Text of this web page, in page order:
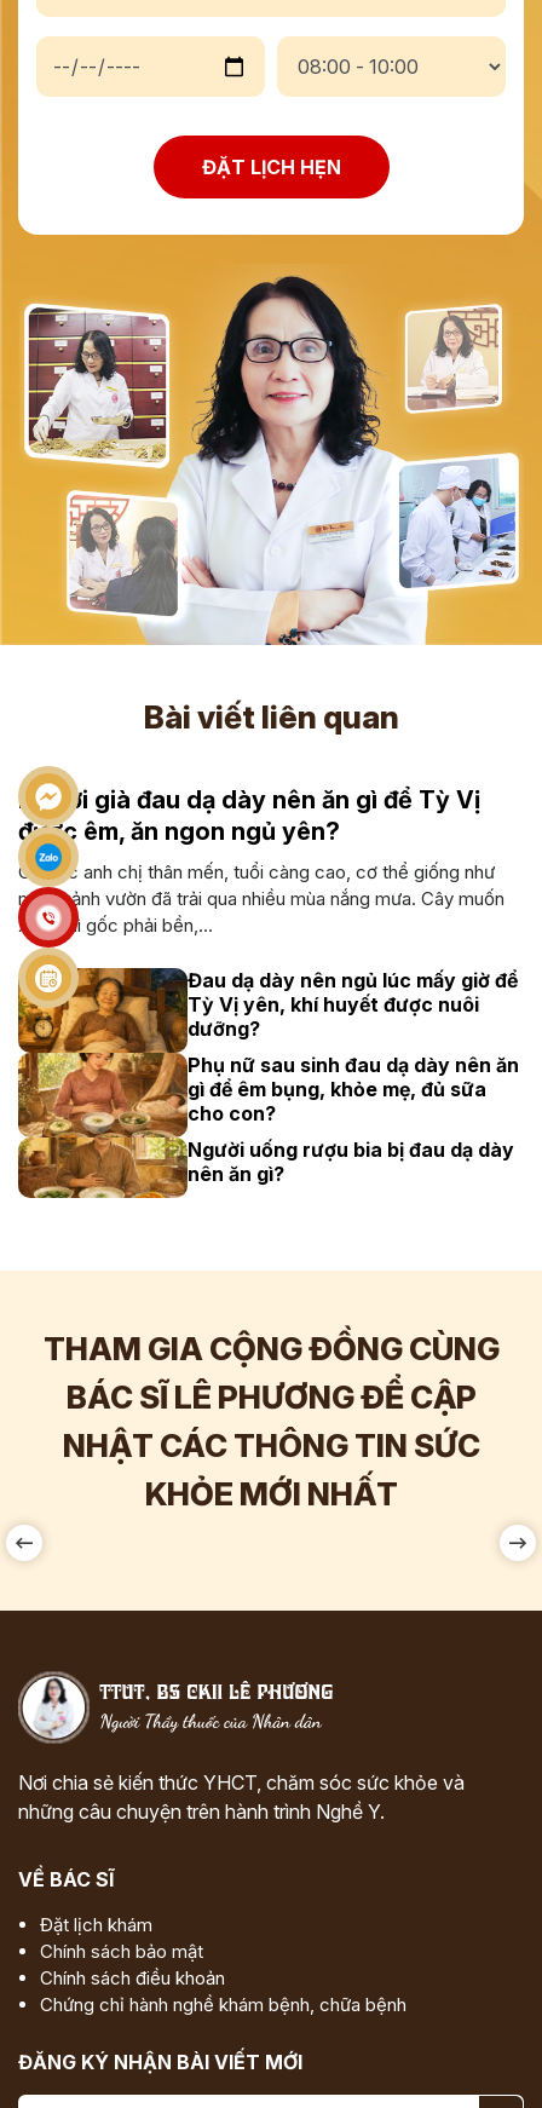
ĐẶT LỊCH HẸN
Bài viết liên quan
Người già đau dạ dày nên ăn gì để Tỳ Vị
được êm, ăn ngon ngủ yên?
Cô bác anh chị thân mến, tuổi càng cao, cơ thể giống như
một mảnh vườn đã trải qua nhiều mùa nắng mưa. Cây muốn
xanh thì gốc phải bền,...
Đau dạ dày nên ngủ lúc mấy giờ để
Tỳ Vị yên, khí huyết được nuôi
dưỡng?
Phụ nữ sau sinh đau dạ dày nên ăn
gì để êm bụng, khỏe mẹ, đủ sữa
cho con?
Người uống rượu bia bị đau dạ dày
nên ăn gì?
THAM GIA CỘNG ĐỒNG CÙNG
BÁC SĨ LÊ PHƯƠNG ĐỂ CẬP
NHẬT CÁC THÔNG TIN SỨC
KHỎE MỚI NHẤT
Nơi chia sẻ kiến thức YHCT, chăm sóc sức khỏe và
những câu chuyện trên hành trình Nghề Y.
VỀ BÁC SĨ
Đặt lịch khám
Chính sách bảo mật
Chính sách điều khoản
Chứng chỉ hành nghề khám bệnh, chữa bệnh
ĐĂNG KÝ NHẬN BÀI VIẾT MỚI